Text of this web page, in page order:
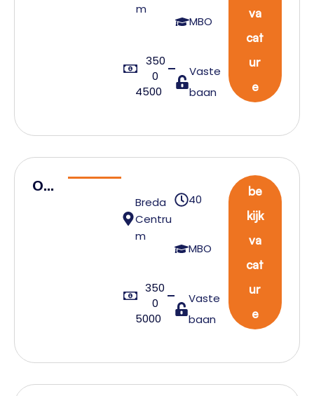
m
350
0
4500
MBO
Vaste
baan
va
cat
ur
e
Op
Breda
Centru
m
350
0
5000
40
MBO
Vaste
baan
be
kijk
va
cat
ur
e